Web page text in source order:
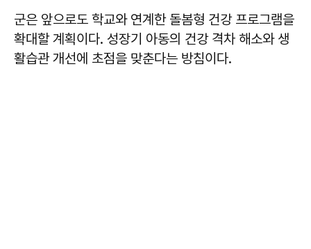
군은 앞으로도 학교와 연계한 돌봄형 건강 프로그램을
확대할 계획이다. 성장기 아동의 건강 격차 해소와 생
활습관 개선에 초점을 맞춘다는 방침이다.